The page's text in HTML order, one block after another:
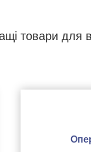
товари для